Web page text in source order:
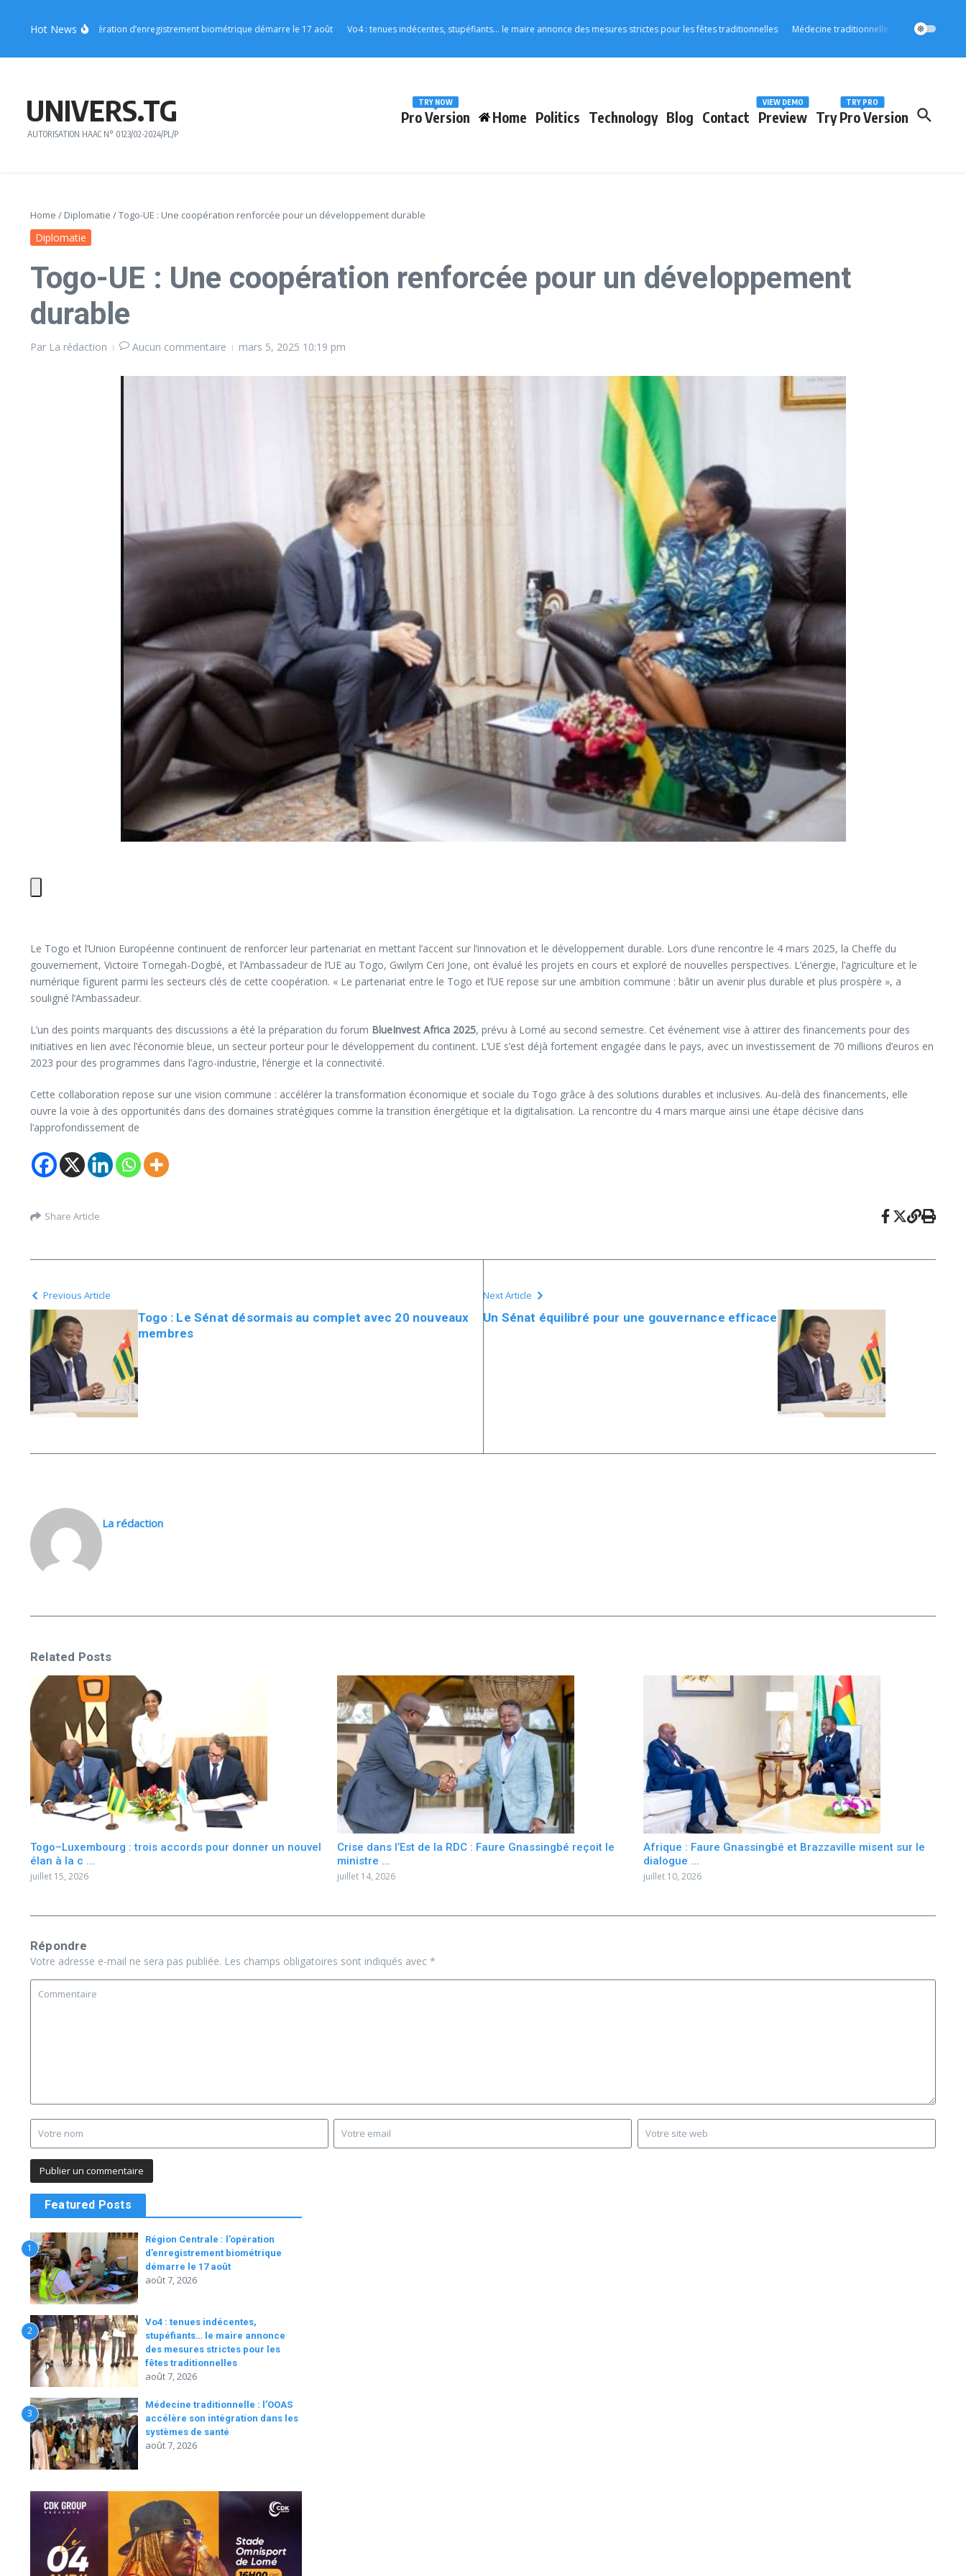
Hot News
Centrale : l’opération d’enregistrement biométrique démarre le 17 août Vo4 : tenues indécentes, stupéfiants… le maire annonce des mesures strictes pour les fêtes traditionnelles Médecine traditionnelle : l’OOAS accélère son
UNIVERS.TG
AUTORISATION HAAC N° 0123/02-2024/PL/P
Pro Version
TRY NOW
Home Politics Technology Blog Contact Preview
VIEW DEMO
Try Pro Version
TRY PRO
Home / Diplomatie /Togo-UE : Une coopération renforcée pour un développement durable
Diplomatie
Togo-UE : Une coopération renforcée pour un développement
durable
Par La rédaction Aucun commentaire mars 5, 2025 10:19 pm
Le Togo et l’Union Européenne continuent de renforcer leur partenariat en mettant l’accent sur l’innovation et le développement durable. Lors d’une rencontre le 4 mars 2025, la Cheffe du
gouvernement, Victoire Tomegah-Dogbé, et l’Ambassadeur de l’UE au Togo, Gwilym Ceri Jone, ont évalué les projets en cours et exploré de nouvelles perspectives. L’énergie, l’agriculture et le
numérique figurent parmi les secteurs clés de cette coopération. « Le partenariat entre le Togo et l’UE repose sur une ambition commune : bâtir un avenir plus durable et plus prospère », a
souligné l’Ambassadeur.
L’un des points marquants des discussions a été la préparation du forum BlueInvest Africa 2025, prévu à Lomé au second semestre. Cet événement vise à attirer des financements pour des
initiatives en lien avec l’économie bleue, un secteur porteur pour le développement du continent. L’UE s’est déjà fortement engagée dans le pays, avec un investissement de 70 millions d’euros en
2023 pour des programmes dans l’agro-industrie, l’énergie et la connectivité.
Cette collaboration repose sur une vision commune : accélérer la transformation économique et sociale du Togo grâce à des solutions durables et inclusives. Au-delà des financements, elle
ouvre la voie à des opportunités dans des domaines stratégiques comme la transition énergétique et la digitalisation. La rencontre du 4 mars marque ainsi une étape décisive dans
l’approfondissement de
Share Article
Previous Article
Togo : Le Sénat désormais au complet avec 20 nouveaux
membres
Next Article
Un Sénat équilibré pour une gouvernance efficace
La rédaction
Related Posts
Togo–Luxembourg : trois accords pour donner un nouvel
élan à la c ...
juillet 15, 2026
Crise dans l’Est de la RDC : Faure Gnassingbé reçoit le
ministre ...
juillet 14, 2026
Afrique : Faure Gnassingbé et Brazzaville misent sur le
dialogue ...
juillet 10, 2026
Répondre
Votre adresse e-mail ne sera pas publiée. Les champs obligatoires sont indiqués avec *
Featured Posts
1
Région Centrale : l’opération
d’enregistrement biométrique
démarre le 17 août
août 7, 2026
2
Vo4 : tenues indécentes,
stupéfiants… le maire annonce
des mesures strictes pour les
fêtes traditionnelles
août 7, 2026
3
Médecine traditionnelle : l’OOAS
accélère son intégration dans les
systèmes de santé
août 7, 2026